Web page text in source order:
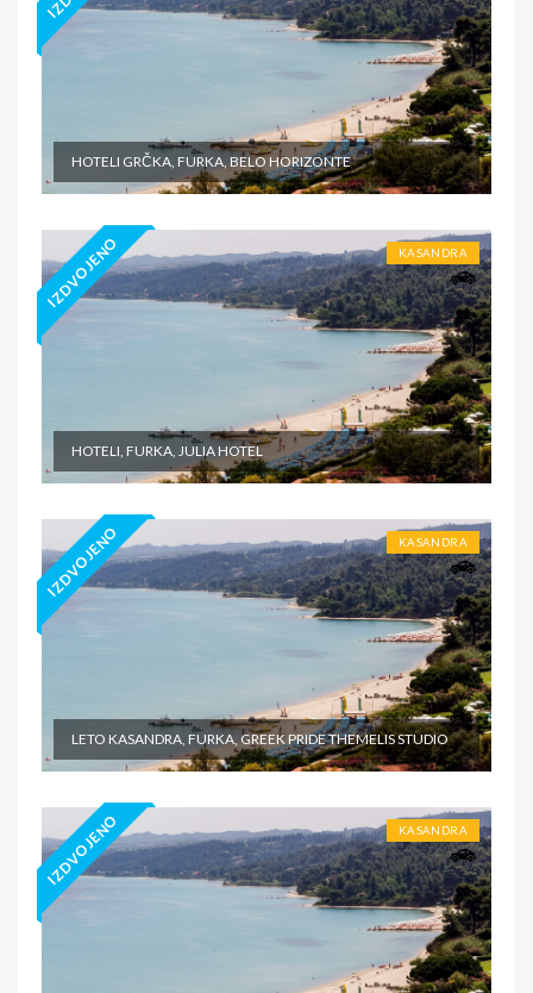
HOTELI GRČKA, FURKA, BELO HORIZONTE
IZDVOJENO KASANDRA
HOTELI, FURKA, JULIA HOTEL
IZDVOJENO KASANDRA
LETO KASANDRA, FURKA, GREEK PRIDE THEMELIS STUDIO
IZDVOJENO KASANDRA